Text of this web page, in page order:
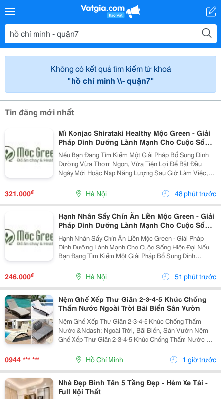
Không có kết quả tìm kiếm từ khoá
"hồ chí minh \\- quận7"
Tin đăng mới nhất
Mì Konjac Shirataki Healthy Mộc Green - Giải
Pháp Dinh Dưỡng Lành Mạnh Cho Cuộc Sống
Hiện Đại
Nếu Bạn Đang Tìm Kiếm Một Giải Pháp Bổ Sung Dinh
Dưỡng Vừa Thơm Ngon, Vừa Tiện Lợi Để Bắt Đầu
Ngày Mới Hoặc Nạp Năng Lượng Sau Giờ Làm Việc,
Thì Mì Konjac Shirataki Healthy Mộc Green Chính Là
Lựa Chọn Hoàn Hảo. Vì Sao Nên Lựa Chọn Mì Konjac...
321.000₫ Hà Nội 48 phút trước
Hạnh Nhân Sấy Chín Ăn Liền Mộc Green - Giải
Pháp Dinh Dưỡng Lành Mạnh Cho Cuộc Sống
Hiện Đại
Hạnh Nhân Sấy Chín Ăn Liền Mộc Green - Giải Pháp
Dinh Dưỡng Lành Mạnh Cho Cuộc Sống Hiện Đại Nếu
Bạn Đang Tìm Kiếm Một Giải Pháp Bổ Sung Dinh
Dưỡng Vừa Thơm Ngon, Vừa Tiện Lợi Để Bắt Đầu
Ngày Mới Hoặc Nạp Năng Lượng Sau Giờ Làm Việc,
Thì Hạnh Nhân...
246.000₫ Hà Nội 51 phút trước
Nệm Ghế Xếp Thư Giãn 2-3-4-5 Khúc Chống
Thấm Nước Ngoài Trời Bãi Biển Sân Vườn
Nệm Ghế Xếp Thư Giãn 2-3-4-5 Khúc Chống Thấm
Nước &Ndash; Ngoài Trời, Bãi Biển, Sân Vườn Nệm
Ghế Xếp Thư Giãn 2-3-4-5 Khúc Chống Thấm Nước Có
Nhiều Mẫu, Kích Thước, Màu Sắc Và Chất Liệu Phù
Hợp Nhu Cầu Lựa Chọn. Sản Phẩm Hoàn Thiện Tỉ Mỉ,
Bền Đẹp,...
0944 *** *** Hồ Chí Minh 1 giờ trước
Nhà Đẹp Bình Tân 5 Tầng Đẹp - Hẻm Xe Tải -
Full Nội Thất